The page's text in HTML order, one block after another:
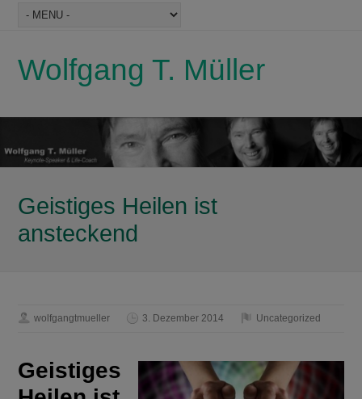
Wolfgang T. Müller
Geistiges Heilen ist
ansteckend
wolfgangtmueller 3. Dezember 2014 Uncategorized
Geistiges